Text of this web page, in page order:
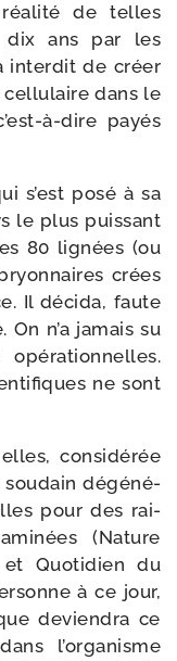
de telles
dix ans par les
inter­dit de créer
dans le
à-dire payés
s’est posé à sa
le plus puis­sant
80 lignées (ou
crées
Il déci­da, faute
n’a jamais su
ne sont
consi­dé­rée
sou­dain dégé­né­
pour des rai­
(Nature
Quotidien du
à ce jour,
devien­dra ce
l’or­ga­nisme